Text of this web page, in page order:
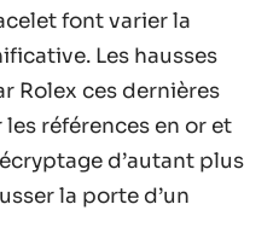
font varier la
Les hausses
Rolex ces dernières
références en or et
d’autant plus
la porte d’un